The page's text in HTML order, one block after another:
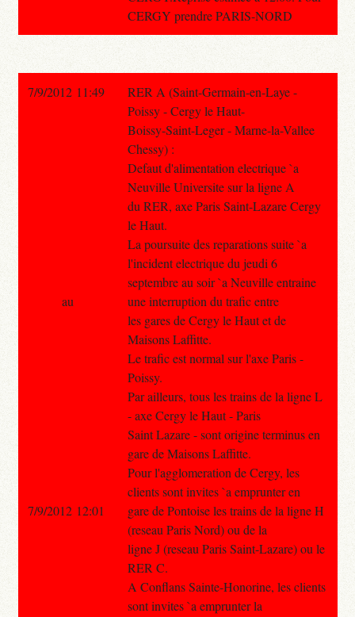
CERGY prendre PARIS-NORD
7/9/2012 11:49
RER A (Saint-Germain-en-Laye -
Poissy - Cergy le Haut-
Boissy-Saint-Leger - Marne-la-Vallee
Chessy) :
Defaut d'alimentation electrique `a
Neuville Universite sur la ligne A
du RER, axe Paris Saint-Lazare Cergy
le Haut.
La poursuite des reparations suite `a
l'incident electrique du jeudi 6
septembre au soir `a Neuville entraine
une interruption du trafic entre
les gares de Cergy le Haut et de
Maisons Laffitte.
Le trafic est normal sur l'axe Paris -
Poissy.
Par ailleurs, tous les trains de la ligne L
- axe Cergy le Haut - Paris
Saint Lazare - sont origine terminus en
gare de Maisons Laffitte.
Pour l'agglomeration de Cergy, les
clients sont invites `a emprunter en
gare de Pontoise les trains de la ligne H
(reseau Paris Nord) ou de la
ligne J (reseau Paris Saint-Lazare) ou le
RER C.
A Conflans Sainte-Honorine, les clients
sont invites `a emprunter la
au
7/9/2012 12:01